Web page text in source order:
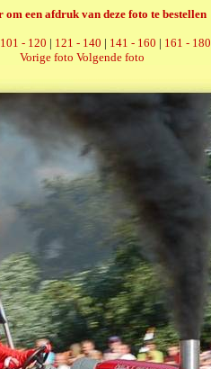
een afdruk van deze foto te bestellen
101 - 120 | 121 - 140 | 141 - 160 | 161 - 180
Vorige foto Volgende foto